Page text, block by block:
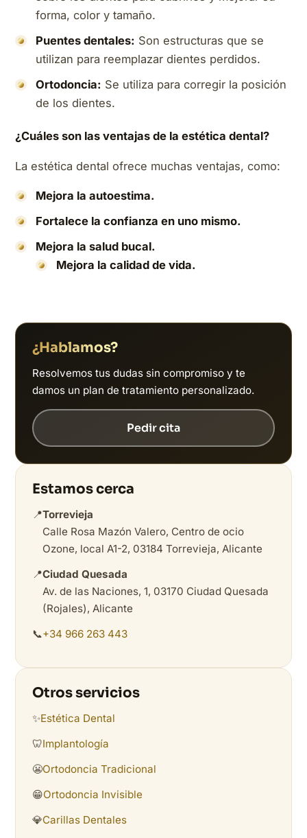
forma, color y tamaño.
Puentes dentales: Son estructuras que se
utilizan para reemplazar dientes perdidos.
Ortodoncia: Se utiliza para corregir la posición
de los dientes.
¿Cuáles son las ventajas de la estética dental?
La estética dental ofrece muchas ventajas, como:
Mejora la autoestima.
Fortalece la confianza en uno mismo.
Mejora la salud bucal.
Mejora la calidad de vida.
¿Hablamos?
Resolvemos tus dudas sin compromiso y te
damos un plan de tratamiento personalizado.
Pedir cita
Estamos cerca
📍Torrevieja
Calle Rosa Mazón Valero, Centro de ocio
Ozone, local A1-2, 03184 Torrevieja, Alicante
📍Ciudad Quesada
Av. de las Naciones, 1, 03170 Ciudad Quesada
(Rojales), Alicante
📞+34 966 263 443
Otros servicios
✨Estética Dental
🦷Implantología
😬Ortodoncia Tradicional
😁Ortodoncia Invisible
💎Carillas Dentales